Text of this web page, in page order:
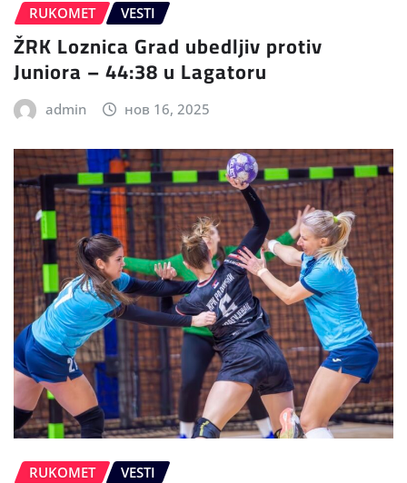
RUKOMET VESTI
ŽRK Loznica Grad ubedljiv protiv
Juniora – 44:38 u Lagatoru
admin нов 16, 2025
RUKOMET VESTI